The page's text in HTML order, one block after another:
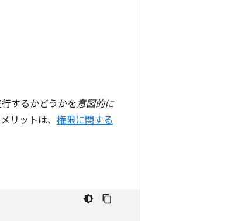
するかどうかを意図的に
リットは、 権限に関する